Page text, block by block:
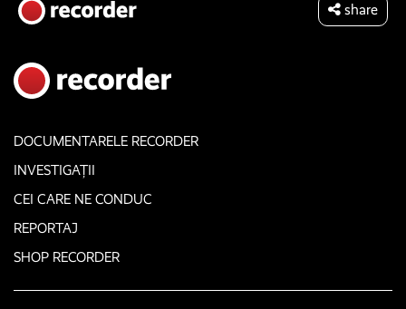
share
DOCUMENTARELE RECORDER
INVESTIGAȚII
CEI CARE NE CONDUC
REPORTAJ
SHOP RECORDER